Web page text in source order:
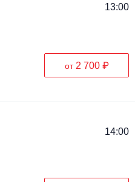
13:00
от 2 700 ₽
14:00